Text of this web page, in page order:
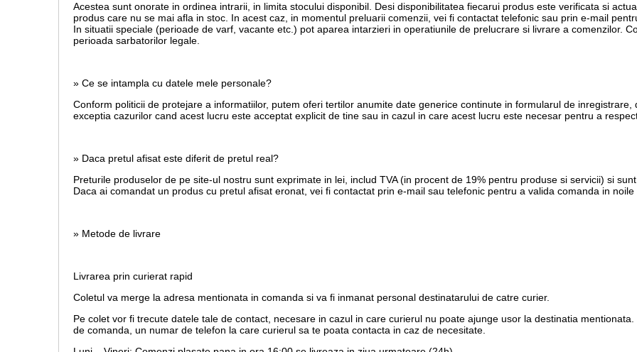
Acestea sunt onorate in ordinea intrarii, in limita stocului disponibil. Desi disponibilitatea fiecarui produs este verificata si
produs care nu se mai afla in stoc. In acest caz, in momentul preluarii comenzii, vei fi contactat telefonic sau prin e-mail
In situatii speciale (perioade de varf, vacante etc.) pot aparea intarzieri in operatiunile de prelucrare si livrare a comenzilor.
perioada sarbatorilor legale.
» Ce se intampla cu datele mele personale?
Conform politicii de protejare a informatiilor, putem oferi tertilor anumite date generice continute in formularul de
exceptia cazurilor cand acest lucru este acceptat explicit de tine sau in cazul in care acest lucru este necesar pentru a
» Daca pretul afisat este diferit de pretul real?
Preturile produselor de pe site-ul nostru sunt exprimate in lei, includ TVA (in procent de 19% pentru produse si servicii) si
Daca ai comandat un produs cu pretul afisat eronat, vei fi contactat prin e-mail sau telefonic pentru a valida comanda in noile
» Metode de livrare
Livrarea prin curierat rapid
Coletul va merge la adresa mentionata in comanda si va fi inmanat personal destinatarului de catre curier.
Pe colet vor fi trecute datele tale de contact, necesare in cazul in care curierul nu poate ajunge usor la destinatia
de comanda, un numar de telefon la care curierul sa te poata contacta in caz de necesitate.